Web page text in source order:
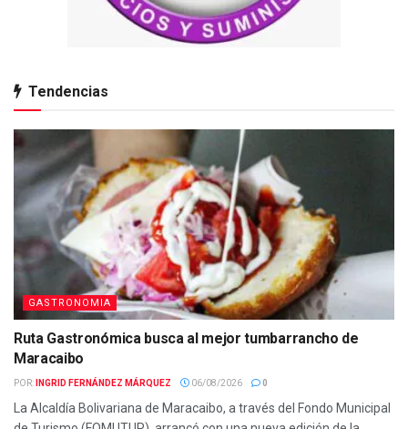
Tendencias
GASTRONOMIA
Ruta Gastronómica busca al mejor tumbarrancho de
Maracaibo
POR: INGRID FERNÁNDEZ MÁRQUEZ 06/08/2026 0
La Alcaldía Bolivariana de Maracaibo, a través del Fondo Municipal